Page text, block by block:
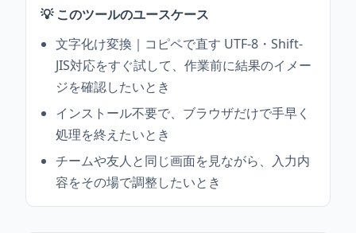
💡 このツールのユースケース
文字化け変換｜コピペで直す UTF-8・Shift-
JIS対応をすぐ試して、作業前に結果のイメー
ジを確認したいとき
インストール不要で、ブラウザだけで手早く
処理を終えたいとき
チームや友人と同じ画面を見ながら、入力内
容をその場で調整したいとき